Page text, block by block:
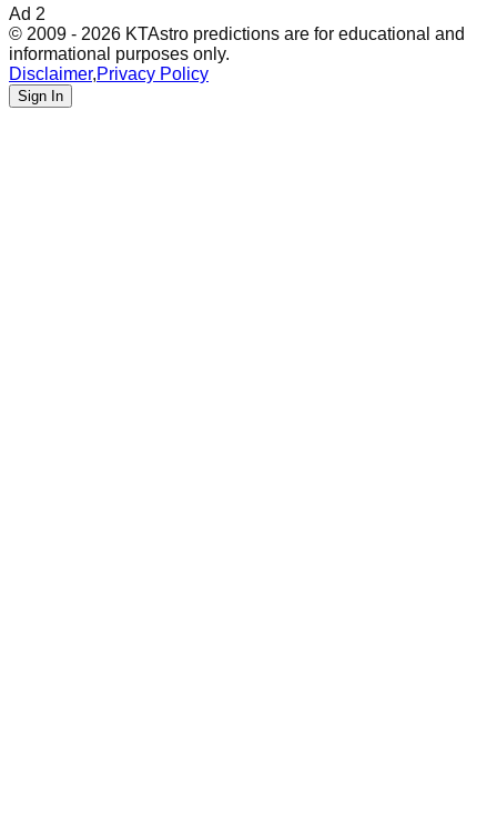
Ad 2
© 2009 - 2026 KTAstro predictions are for educational and
informational purposes only.
Disclaimer,Privacy Policy
Sign In